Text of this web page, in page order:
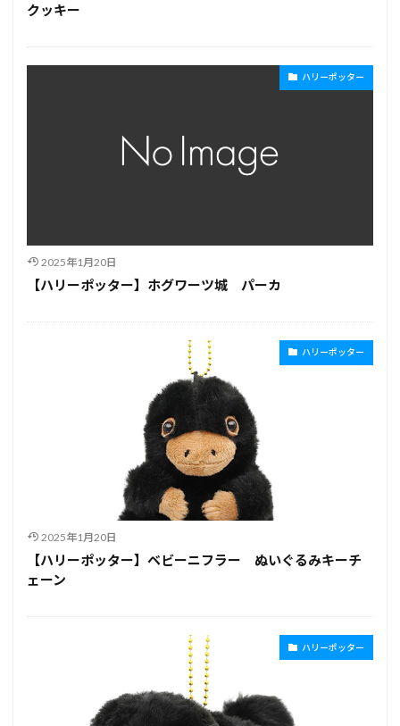
クッキー
ハリーポッター
2025年1月20日
【ハリーポッター】ホグワーツ城 パーカ
ハリーポッター
2025年1月20日
【ハリーポッター】ベビーニフラー ぬいぐるみキーチ
ェーン
ハリーポッター